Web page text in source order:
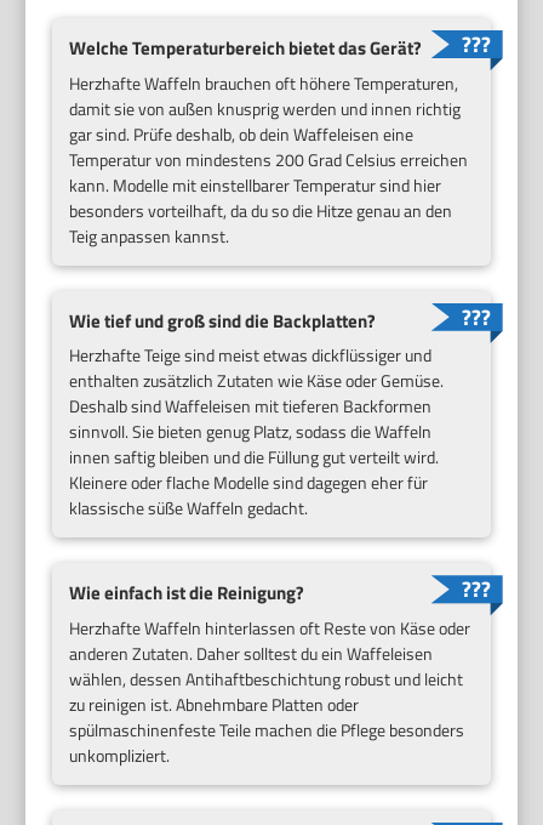
Welche Temperaturbereich bietet das Gerät?
Herzhafte Waffeln brauchen oft höhere Temperaturen,
damit sie von außen knusprig werden und innen richtig
gar sind. Prüfe deshalb, ob dein Waffeleisen eine
Temperatur von mindestens 200 Grad Celsius erreichen
kann. Modelle mit einstellbarer Temperatur sind hier
besonders vorteilhaft, da du so die Hitze genau an den
Teig anpassen kannst.
Wie tief und groß sind die Backplatten?
Herzhafte Teige sind meist etwas dickflüssiger und
enthalten zusätzlich Zutaten wie Käse oder Gemüse.
Deshalb sind Waffeleisen mit tieferen Backformen
sinnvoll. Sie bieten genug Platz, sodass die Waffeln
innen saftig bleiben und die Füllung gut verteilt wird.
Kleinere oder flache Modelle sind dagegen eher für
klassische süße Waffeln gedacht.
Wie einfach ist die Reinigung?
Herzhafte Waffeln hinterlassen oft Reste von Käse oder
anderen Zutaten. Daher solltest du ein Waffeleisen
wählen, dessen Antihaftbeschichtung robust und leicht
zu reinigen ist. Abnehmbare Platten oder
spülmaschinenfeste Teile machen die Pflege besonders
unkompliziert.